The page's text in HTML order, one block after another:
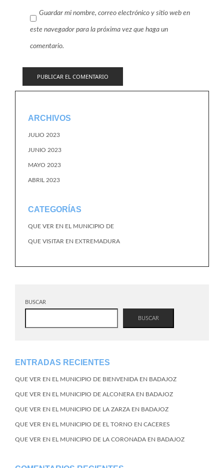
Guardar mi nombre, correo electrónico y sitio web en
este navegador para la próxima vez que haga un
comentario.
ARCHIVOS
JULIO 2023
JUNIO 2023
MAYO 2023
ABRIL 2023
CATEGORÍAS
QUE VER EN EL MUNICIPIO DE
QUE VISITAR EN EXTREMADURA
BUSCAR
BUSCAR
ENTRADAS RECIENTES
QUE VER EN EL MUNICIPIO DE BIENVENIDA EN BADAJOZ
QUE VER EN EL MUNICIPIO DE ALCONERA EN BADAJOZ
QUE VER EN EL MUNICIPIO DE LA ZARZA EN BADAJOZ
QUE VER EN EL MUNICIPIO DE EL TORNO EN CACERES
QUE VER EN EL MUNICIPIO DE LA CORONADA EN BADAJOZ